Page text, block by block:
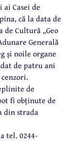
Casei de
că la data de
de Cultură „Geo
Generală
și noile organe
de patru ani
de
fi obținute de
din strada
tel. 0244-